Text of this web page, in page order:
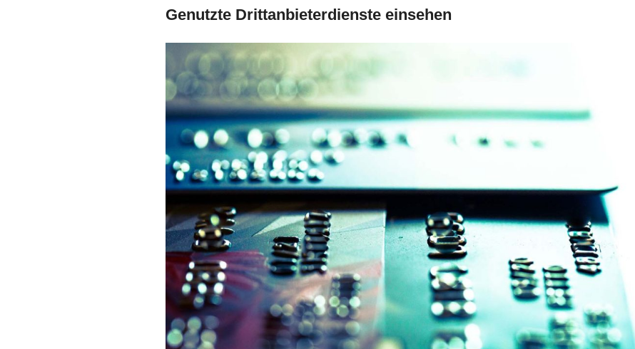
Genutzte Drittanbieterdienste einsehen